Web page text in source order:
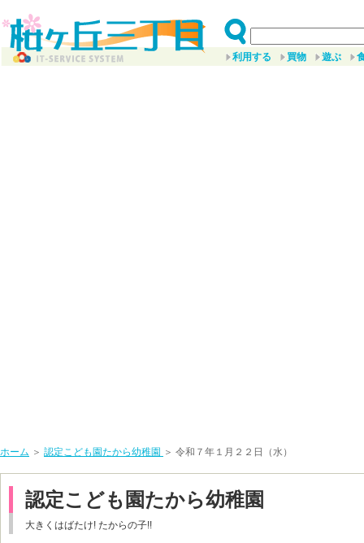
利用する 買物 遊ぶ
ホーム ＞ 認定こども園たから幼稚園 ＞ 令和７年１月２２日（水）
認定こども園たから幼稚園
大きくはばたけ! たからの子!!